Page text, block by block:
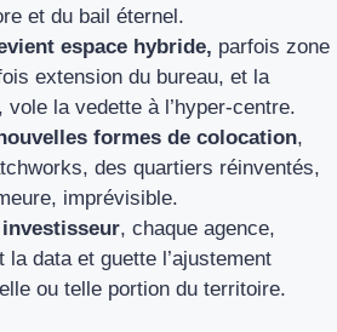
et du bail éternel.
espace hybride, parfois zone
extension du bureau, et la
vole la vedette à l’hyper-centre.
formes de colocation,
des quartiers réinventés,
imprévisible.
, chaque agence,
la data et guette l’ajustement
ou telle portion du territoire.